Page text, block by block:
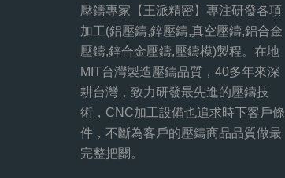
壓鑄專家【王派精密】專注研發各項
加工(鋁壓鑄,鋅壓鑄,真空壓鑄,鋁合金
壓鑄,鋅合金壓鑄,壓鑄模)製程。在地
MIT台灣製造壓鑄品質，40多年來深
耕台灣，致力研發最先進的壓鑄技
術，CNC加工設備也追求時下客戶條
件，不斷為客戶的壓鑄商品品質做最
完整把關。